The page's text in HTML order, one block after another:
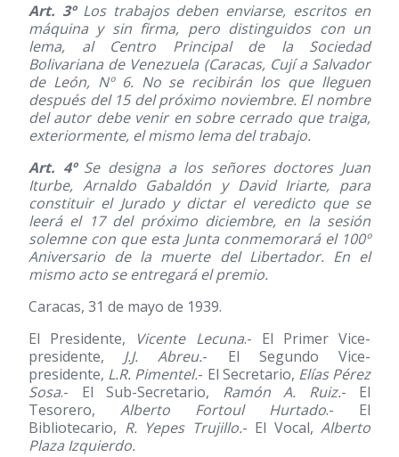
Art. 3ºLos trabajos deben enviarse, escritos en
máquina y sin firma, pero distinguidos con un
lema, al Centro Principal de la Sociedad
Bolivariana de Venezuela (Caracas, Cují a Salvador
de León, Nº 6. No se recibirán los que lleguen
después del 15 del próximo noviembre. El nombre
del autor debe venir en sobre cerrado que traiga,
exteriormente, el mismo lema del trabajo.
Art. 4ºSe designa a los señores doctores Juan
Iturbe, Arnaldo Gabaldón y David Iriarte, para
constituir el Jurado y dictar el veredicto que se
leerá el 17 del próximo diciembre, en la sesión
solemne con que esta Junta conmemorará el 100º
Aniversario de la muerte del Libertador. En el
mismo acto se entregará el premio.
Caracas, 31 de mayo de 1939.
El Presidente,
Vicente Lecuna.- El Primer Vice-
presidente, J.J. Abreu.- El Segundo Vice-
presidente, L.R. Pimentel.- El Secretario, Elías Pérez
Sosa.- El Sub-Secretario, Ramón A. Ruiz.- El
Tesorero, Alberto Fortoul Hurtado.- El
Bibliotecario, R. Yepes Trujillo.- El Vocal, Alberto
Plaza Izquierdo.